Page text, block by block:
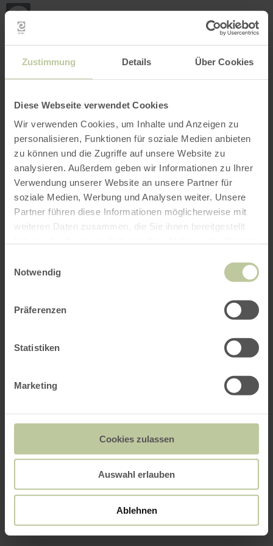
Zustimmung Details Über Cookies
Diese Webseite verwendet Cookies
Wir verwenden Cookies, um Inhalte und Anzeigen zu
personalisieren, Funktionen für soziale Medien anbieten
zu können und die Zugriffe auf unsere Website zu
analysieren. Außerdem geben wir Informationen zu Ihrer
Verwendung unserer Website an unsere Partner für
soziale Medien, Werbung und Analysen weiter. Unsere
Partner führen diese Informationen möglicherweise mit
weiteren Daten zusammen, die Sie ihnen bereitgestellt
Notwendig
Präferenzen
Statistiken
Marketing
Cookies zulassen
Auswahl erlauben
Ablehnen
INTERACTIEVE KAART
Mijn
Filter openen